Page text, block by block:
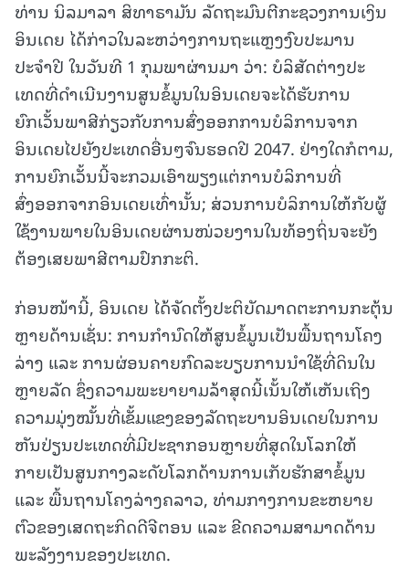
ທ່ານ ນິລມາລາ ສິທາຣາມັນ ລັດຖະມົນຕີກະຊວງການເງິນ
ອິນເດຍ ໄດ້ກ່າວໃນລະຫວ່າງການຖະແຫຼງງົບປະມານ
ປະຈຳປີ ໃນວັນທີ 1 ກຸມພາຜ່ານມາ ວ່າ: ບໍລິສັດຕ່າງປະ
ເທດທີ່ດໍາເນີນງານສູນຂໍ້ມູນໃນອິນເດຍຈະໄດ້ຮັບການ
ຍົກເວັ້ນພາສີກ່ຽວກັບການສົ່ງອອກການບໍລິການຈາກ
ອິນເດຍໄປຍັງປະເທດອື່ນໆຈົນຮອດປີ 2047. ຢ່າງໃດກໍຕາມ,
ການຍົກເວັ້ນນີ້ຈະກວມເອົາພຽງແຕ່ການບໍລິການທີ່
ສົ່ງອອກຈາກອິນເດຍເທົ່ານັ້ນ; ສ່ວນການບໍລິການໃຫ້ກັບຜູ້
ໃຊ້ງານພາຍໃນອິນເດຍຜ່ານໜ່ວຍງານໃນທ້ອງຖິ່ນຈະຍັງ
ຕ້ອງເສຍພາສີຕາມປົກກະຕິ.
ກ່ອນໜ້ານີ້, ອິນເດຍ ໄດ້ຈັດຕັ້ງປະຕິບັດມາດຕະການກະຕຸ້ນ
ຫຼາຍດ້ານເຊັ່ນ: ການກຳນົດໃຫ້ສູນຂໍ້ມູນເປັນພື້ນຖານໂຄງ
ລ່າງ ແລະ ການຜ່ອນຄາຍກົດລະບຽບການນຳໃຊ້ທີ່ດິນໃນ
ຫຼາຍລັດ ຊຶ່ງຄວາມພະຍາຍາມລ້າສຸດນີ້ເນັ້ນໃຫ້ເຫັນເຖິງ
ຄວາມມຸ່ງໝັ້ນທີ່ເຂັ້ມແຂງຂອງລັດຖະບານອິນເດຍໃນການ
ຫັນປ່ຽນປະເທດທີ່ມີປະຊາກອນຫຼາຍທີ່ສຸດໃນໂລກໃຫ້
ກາຍເປັນສູນກາງລະດັບໂລກດ້ານການເກັບຮັກສາຂໍ້ມູນ
ແລະ ພື້ນຖານໂຄງລ່າງຄລາວ, ທ່າມກາງການຂະຫຍາຍ
ຕົວຂອງເສດຖະກິດດີຈີຕອນ ແລະ ຂີດຄວາມສາມາດດ້ານ
ພະລັງງານຂອງປະເທດ.